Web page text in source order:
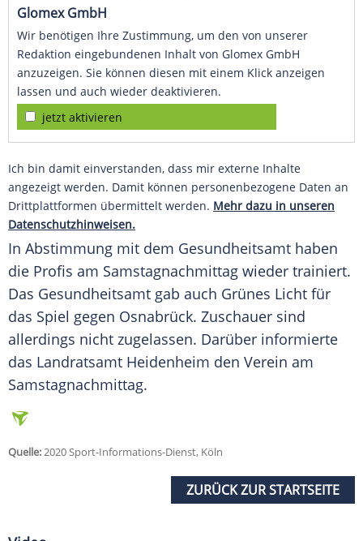
Glomex GmbH
Wir benötigen Ihre Zustimmung, um den von unserer
Redaktion eingebundenen Inhalt von Glomex GmbH
anzuzeigen. Sie können diesen mit einem Klick anzeigen
lassen und auch wieder deaktivieren.
jetzt aktivieren
Ich bin damit einverstanden, dass mir externe Inhalte
angezeigt werden. Damit können personenbezogene Daten an
Drittplattformen übermittelt werden. Mehr dazu in unseren
Datenschutzhinweisen.
In Abstimmung mit dem Gesundheitsamt haben
die Profis am Samstagnachmittag wieder trainiert.
Das Gesundheitsamt gab auch Grünes Licht für
das Spiel gegen Osnabrück. Zuschauer sind
allerdings nicht zugelassen. Darüber informierte
das Landratsamt Heidenheim den Verein am
Samstagnachmittag.
Quelle:2020 Sport-Informations-Dienst, Köln
ZURÜCK ZUR STARTSEITE